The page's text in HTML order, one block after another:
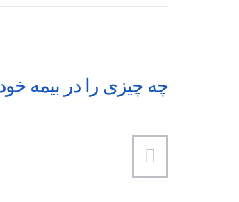
چه چیزی را در بیمه